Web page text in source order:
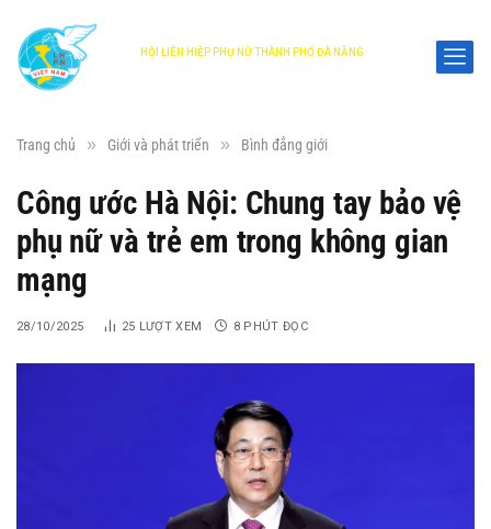
HỘI LIÊN HIỆP PHỤ NỮ THÀNH PHỐ ĐÀ NẴNG
Trang chủ » Giới và phát triển » Bình đẳng giới
Công ước Hà Nội: Chung tay bảo vệ
phụ nữ và trẻ em trong không gian
mạng
28/10/2025 25 LƯỢT XEM 8 PHÚT ĐỌC